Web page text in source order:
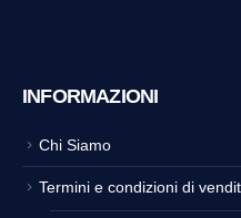
INFORMAZIONI
Chi Siamo
Termini e condizioni di